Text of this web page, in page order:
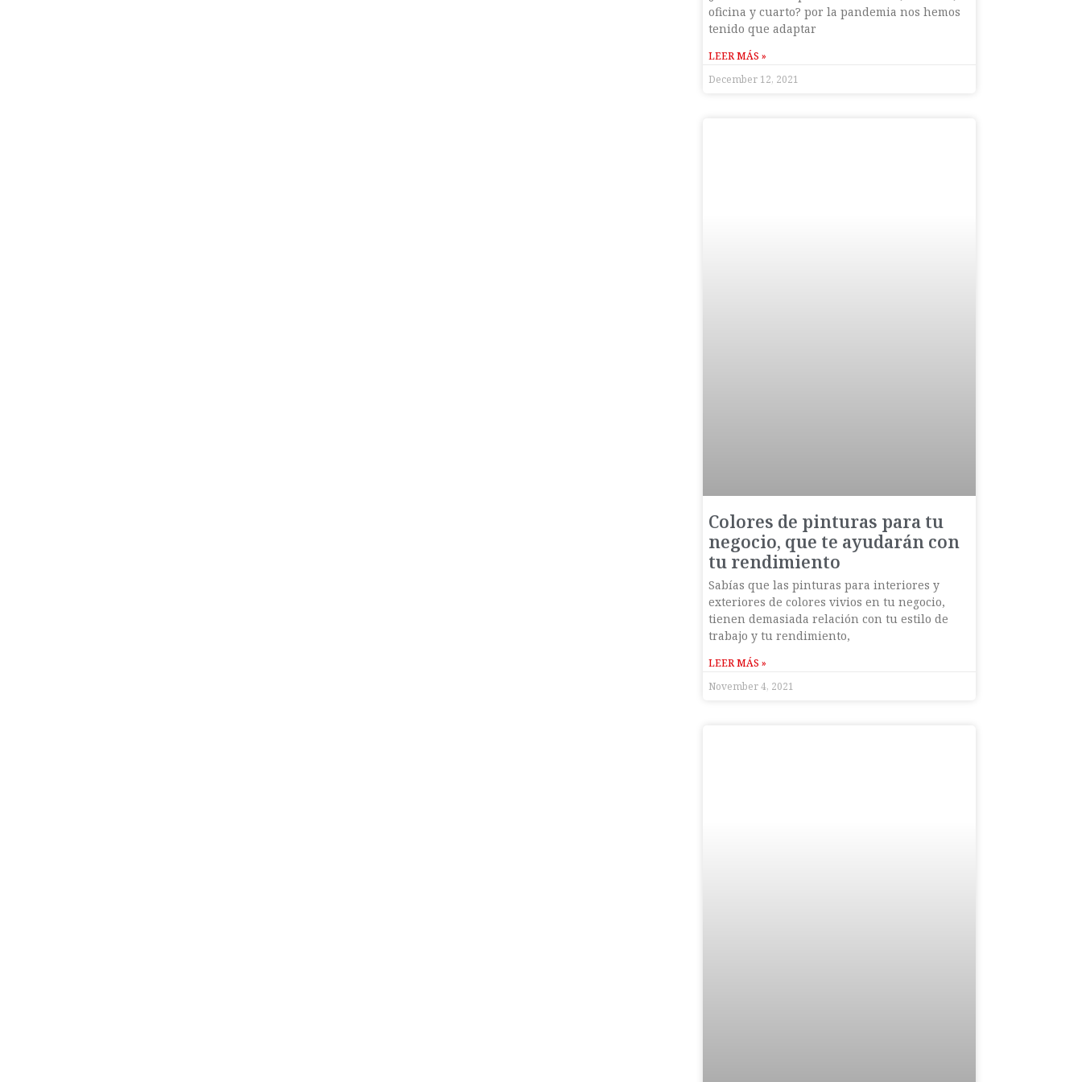
oficina y cuarto? por la pandemia nos hemos
tenido que adaptar
LEER MÁS »
December 12, 2021
Colores de pinturas para tu
negocio, que te ayudarán con
tu rendimiento
Sabías que las pinturas para interiores y
exteriores de colores vivios en tu negocio,
tienen demasiada relación con tu estilo de
trabajo y tu rendimiento,
LEER MÁS »
November 4, 2021